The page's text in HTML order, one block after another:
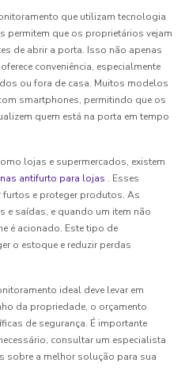
que utilizam tecnologia
permitem que os proprietários vejam
de abrir a porta. Isso não apenas
conveniência, especialmente
ou fora de casa. Muitos modelos
smartphones, permitindo que os
quem está na porta em tempo
lojas e supermercados, existem
antifurto para lojas . Esses
e proteger produtos. As
e saídas, e quando um item não
é acionado. Este tipo de
o estoque e reduzir perdas
ideal deve levar em
da propriedade, o orçamento
de segurança. É importante
consultar um especialista
sobre a melhor solução para sua